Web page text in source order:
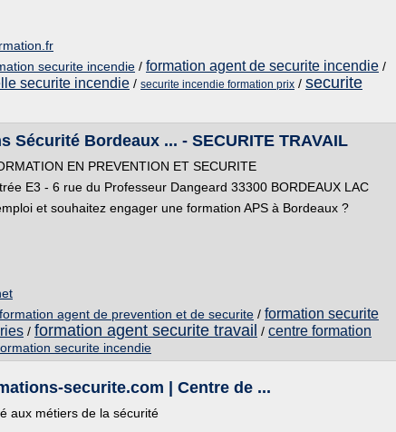
securite incendie / formation agent de securite incendie /
securite incendie / securite incendie formation prix / securite
Sécurité Bordeaux ... - SECURITE TRAVAIL
EN PREVENTION ET SECURITE
E3 - 6 rue du Professeur Dangeard 33300 BORDEAUX LAC
et souhaitez engager une formation APS à Bordeaux ?
agent de prevention et de securite / formation securite
/ formation agent securite travail / centre formation
securite incendie
securite.com | Centre de ...
aux métiers de la sécurité